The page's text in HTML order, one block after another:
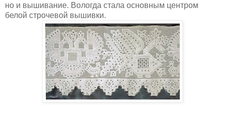
но и вышивание. Вологда стала основным центром
белой строчевой вышивки.